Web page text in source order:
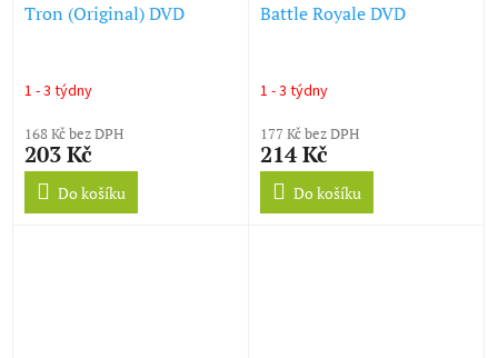
Tron (Original) DVD
1 - 3 týdny
168 Kč bez DPH
203 Kč
Do košíku
Battle Royale DVD
1 - 3 týdny
177 Kč bez DPH
214 Kč
Do košíku